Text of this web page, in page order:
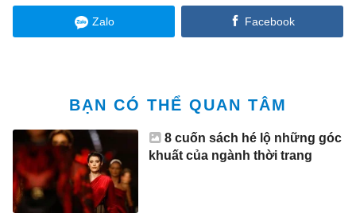
Zalo Facebook
BẠN CÓ THỂ QUAN TÂM
8 cuốn sách hé lộ những góc
khuất của ngành thời trang